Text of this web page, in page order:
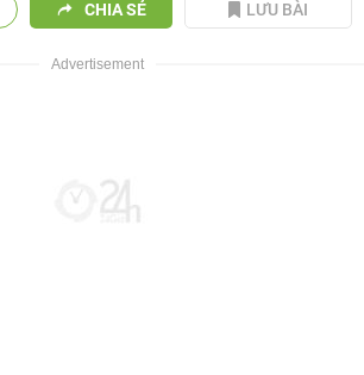
CHIA SẺ LƯU BÀI